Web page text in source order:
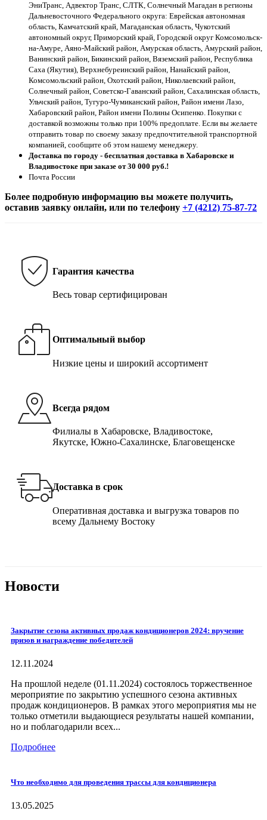
ЭниТранс, Адвектор Транс, СЛТК, Солнечный Магадан в регионы
Дальневосточного Федерального округа: Еврейская автономная
область, Камчатский край, Магаданская область, Чукотский
автономный округ, Приморский край, Городской округ Комсомольск-
на-Амуре, Аяно-Майский район, Амурская область, Амурский район,
Ванинский район, Бикинский район, Вяземский район, Республика
Саха (Якутия), Верхнебуреинский район, Нанайский район,
Комсомольский район, Охотский район, Николаевский район,
Солнечный район, Советско-Гаванский район, Сахалинская область,
Ульчский район, Тугуро-Чумиканский район, Район имени Лазо,
Хабаровский район, Район имени Полины Осипенко. Покупки с
доставкой возможны только при 100% предоплате. Если вы желаете
отправить товар по своему заказу предпочтительной транспортной
компанией, сообщите об этом нашему менеджеру.
Доставка по городу - бесплатная доставка в Хабаровске и
Владивостоке при заказе от 30 000 руб.!
Почта России
Более подробную информацию вы можете получить,
оставив заявку онлайн, или по телефону +7 (4212) 75-87-72
Гарантия качества
Весь товар сертифицирован
Оптимальный выбор
Низкие цены и широкий ассортимент
Всегда рядом
Филиалы в Хабаровске, Владивостоке,
Якутске, Южно-Сахалинске, Благовещенске
Доставка в срок
Оперативная доставка и выгрузка товаров по
всему Дальнему Востоку
Новости
Закрытие сезона активных продаж кондиционеров 2024: вручение
призов и награждение победителей
12.11.2024
На прошлой неделе (01.11.2024) состоялось торжественное
мероприятие по закрытию успешного сезона активных
продаж кондиционеров. В рамках этого мероприятия мы не
только отметили выдающиеся результаты нашей компании,
но и поблагодарили всех...
Подробнее
Что необходимо для проведения трассы для кондиционера
13.05.2025